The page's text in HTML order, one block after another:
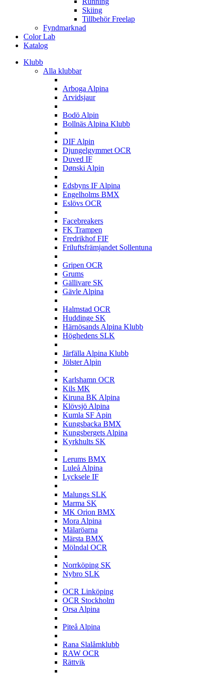
Skiing
Tillbehör Freelap
Fyndmarknad
Color Lab
Katalog
Klubb
Alla klubbar
Arboga Alpina
Arvidsjaur
Bodö Alpin
Bollnäs Alpina Klubb
DIF Alpin
Djungelgymmet OCR
Duved IF
Dønski Alpin
Edsbyns IF Alpina
Engelholms BMX
Eslövs OCR
Facebreakers
FK Trampen
Fredrikhof FIF
Friluftsfrämjandet Sollentuna
Gripen OCR
Grums
Gällivare SK
Gävle Alpina
Halmstad OCR
Huddinge SK
Härnösands Alpina Klubb
Höghedens SLK
Järfälla Alpina Klubb
Jölster Alpin
Karlshamn OCR
Kils MK
Kiruna BK Alpina
Klövsjö Alpina
Kumla SF Apin
Kungsbacka BMX
Kungsbergets Alpina
Kyrkhults SK
Lerums BMX
Luleå Alpina
Lycksele IF
Malungs SLK
Marma SK
MK Orion BMX
Mora Alpina
Mälaröarna
Märsta BMX
Mölndal OCR
Norrköping SK
Nybro SLK
OCR Linköping
OCR Stockholm
Orsa Alpina
Piteå Alpina
Rana Slalåmklubb
RAW OCR
Rättvik